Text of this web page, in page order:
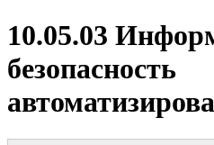
10.05.03
безопасность